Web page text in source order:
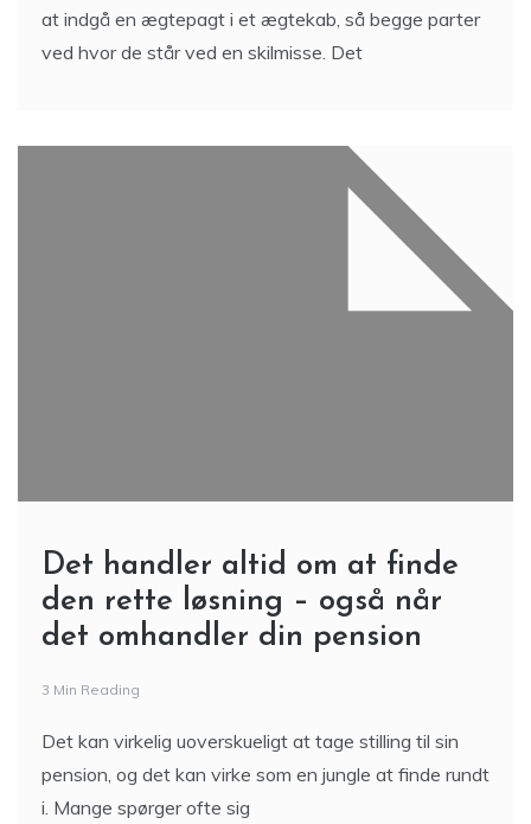
at indgå en ægtepagt i et ægtekab, så begge parter
ved hvor de står ved en skilmisse. Det
Det handler altid om at finde
den rette løsning – også når
det omhandler din pension
3 Min Reading
Det kan virkelig uoverskueligt at tage stilling til sin
pension, og det kan virke som en jungle at finde rundt
i. Mange spørger ofte sig